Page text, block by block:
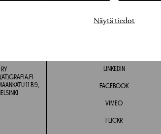
Näytä tiedot
11 B 9,
LINKEDIN
FACEBOOK
VIMEO
FLICKR